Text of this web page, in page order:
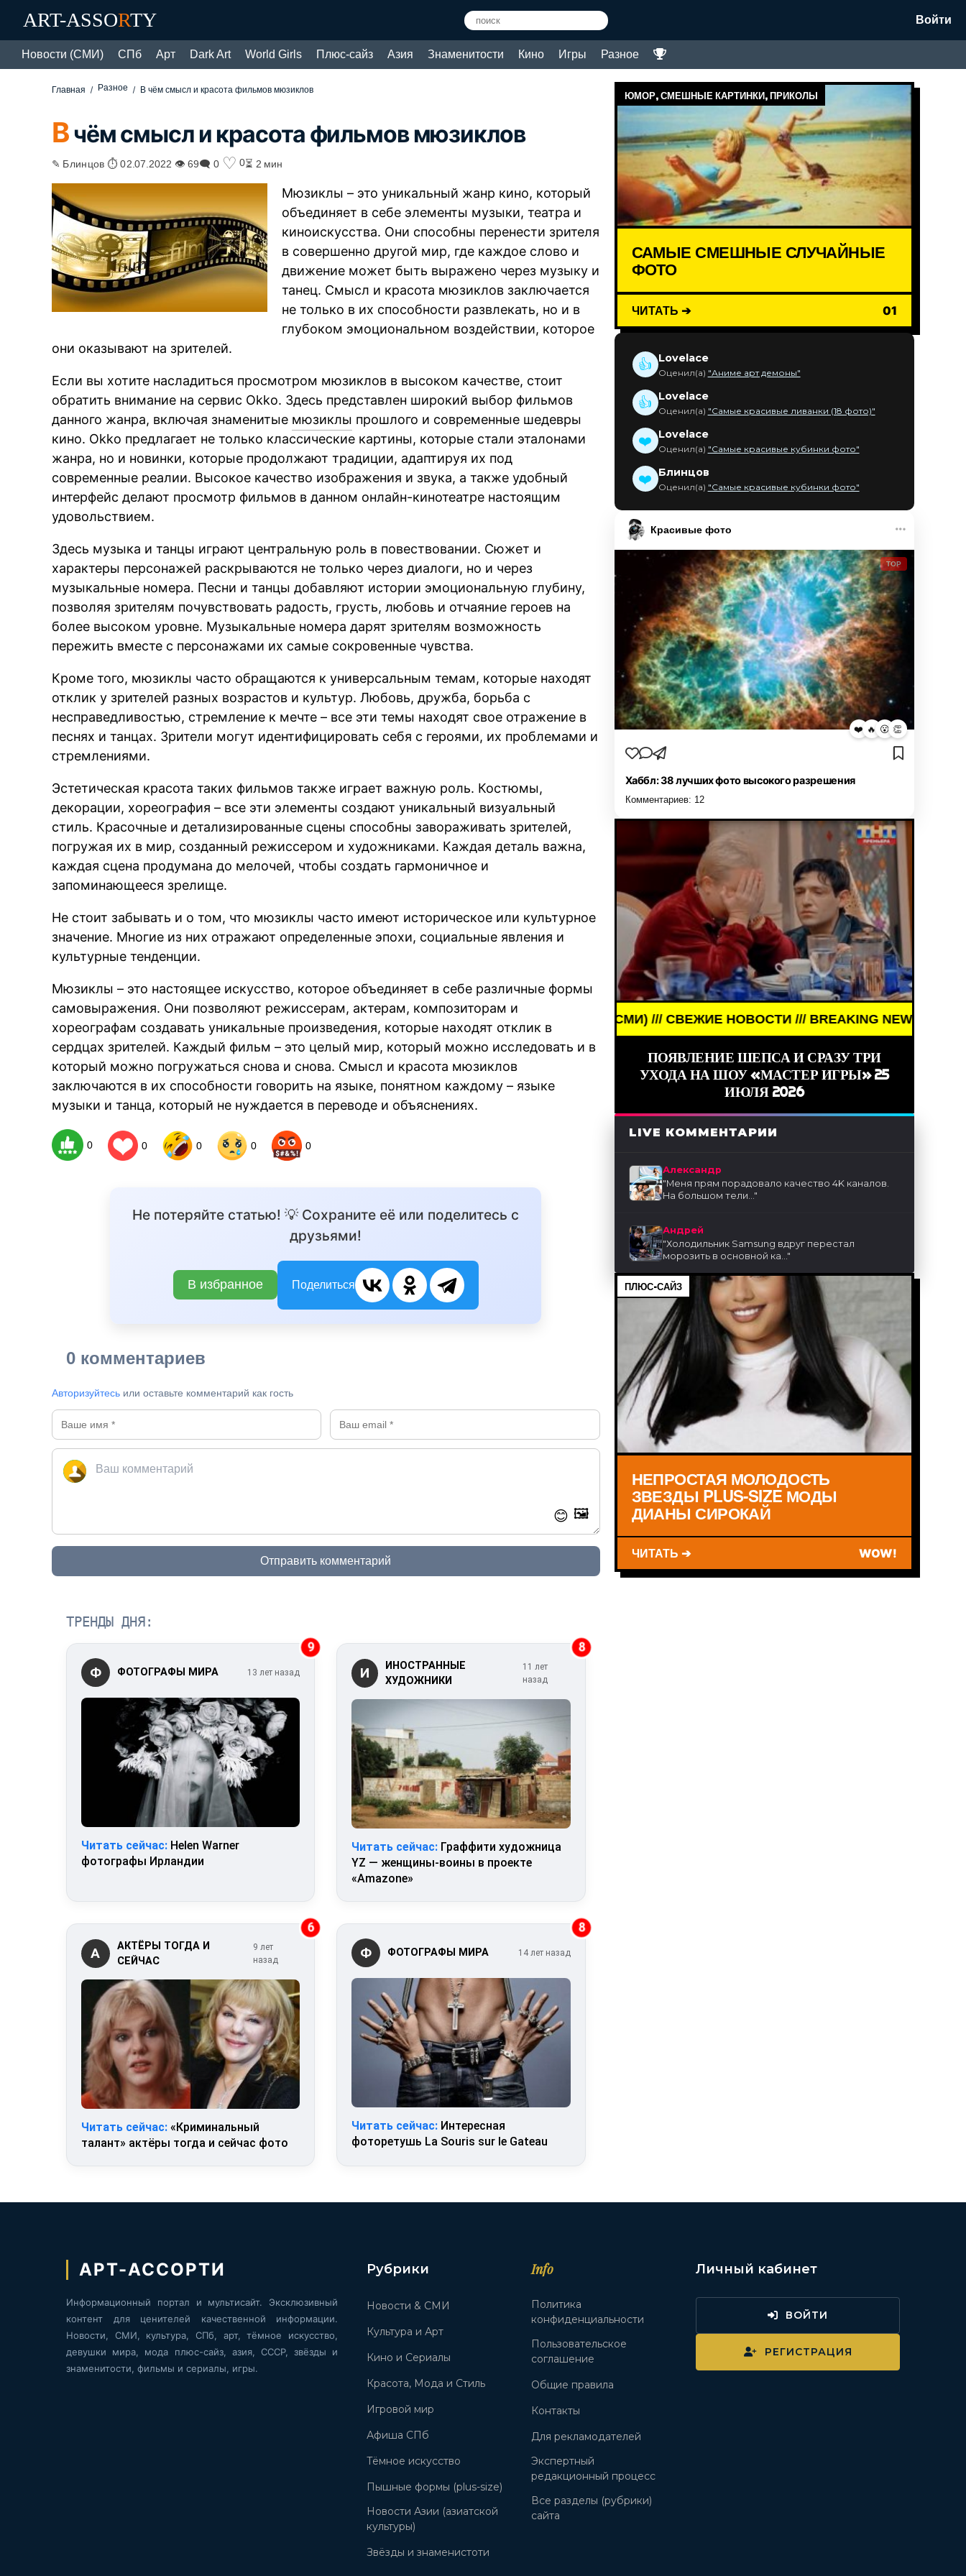
ART-ASSORTY Войти
Новости (СМИ) СПб Арт Dark Art World Girls Плюс-сайз Азия Знаменитости Кино Игры Разное
Главная Разное В чём смысл и красота фильмов мюзиклов
В чём смысл и красота фильмов мюзиклов
✎ Блинцов ⏱ 02.07.2022 👁 69🗨 0 ♡ 0⏳ 2 мин
Мюзиклы – это уникальный жанр кино, который
объединяет в себе элементы музыки, театра и
киноискусства. Они способны перенести зрителя
в совершенно другой мир, где каждое слово и
движение может быть выражено через музыку и
танец. Смысл и красота мюзиклов заключается
не только в их способности развлекать, но и в
глубоком эмоциональном воздействии, которое
они оказывают на зрителей.
Если вы хотите насладиться просмотром мюзиклов в высоком качестве, стоит
обратить внимание на сервис Okko. Здесь представлен широкий выбор фильмов
данного жанра, включая знаменитые мюзиклы прошлого и современные шедевры
кино. Okko предлагает не только классические картины, которые стали эталонами
жанра, но и новинки, которые продолжают традиции, адаптируя их под
современные реалии. Высокое качество изображения и звука, а также удобный
интерфейс делают просмотр фильмов в данном онлайн-кинотеатре настоящим
удовольствием.
Здесь музыка и танцы играют центральную роль в повествовании. Сюжет и
характеры персонажей раскрываются не только через диалоги, но и через
музыкальные номера. Песни и танцы добавляют истории эмоциональную глубину,
позволяя зрителям почувствовать радость, грусть, любовь и отчаяние героев на
более высоком уровне. Музыкальные номера дарят зрителям возможность
пережить вместе с персонажами их самые сокровенные чувства.
Кроме того, мюзиклы часто обращаются к универсальным темам, которые находят
отклик у зрителей разных возрастов и культур. Любовь, дружба, борьба с
несправедливостью, стремление к мечте – все эти темы находят свое отражение в
песнях и танцах. Зрители могут идентифицировать себя с героями, их проблемами и
стремлениями.
Эстетическая красота таких фильмов также играет важную роль. Костюмы,
декорации, хореография – все эти элементы создают уникальный визуальный
стиль. Красочные и детализированные сцены способны завораживать зрителей,
погружая их в мир, созданный режиссером и художниками. Каждая деталь важна,
каждая сцена продумана до мелочей, чтобы создать гармоничное и
запоминающееся зрелище.
Не стоит забывать и о том, что мюзиклы часто имеют историческое или культурное
значение. Многие из них отражают определенные эпохи, социальные явления и
культурные тенденции.
Мюзиклы – это настоящее искусство, которое объединяет в себе различные формы
самовыражения. Они позволяют режиссерам, актерам, композиторам и
хореографам создавать уникальные произведения, которые находят отклик в
сердцах зрителей. Каждый фильм – это целый мир, который можно исследовать и в
который можно погружаться снова и снова. Смысл и красота мюзиклов
заключаются в их способности говорить на языке, понятном каждому – языке
музыки и танца, который не нуждается в переводе и объяснениях.
0 0 0 0 0
Не потеряйте статью! 💡 Сохраните её или поделитесь с
друзьями!
В избранное Поделиться
0 комментариев
Авторизуйтесь или оставьте комментарий как гость
😊 🖼️
Отправить комментарий
ТРЕНДЫ ДНЯ:
9
Ф ФОТОГРАФЫ МИРА 13 лет назад
Читать сейчас: Helen Warner
фотографы Ирландии
8
И
ИНОСТРАННЫЕ
ХУДОЖНИКИ
11 лет
назад
Читать сейчас: Граффити художница
YZ — женщины-воины в проекте
«Amazone»
6
А
АКТЁРЫ ТОГДА И
СЕЙЧАС
9 лет
назад
Читать сейчас: «Криминальный
талант» актёры тогда и сейчас фото
8
Ф ФОТОГРАФЫ МИРА 14 лет назад
Читать сейчас: Интересная
фоторетушь La Souris sur le Gateau
ЮМОР, СМЕШНЫЕ КАРТИНКИ, ПРИКОЛЫ
САМЫЕ СМЕШНЫЕ СЛУЧАЙНЫЕ
ФОТО
ЧИТАТЬ ➔ 01
👍 Lovelace
Оценил(а) "Аниме арт демоны"
👍 Lovelace
Оценил(а) "Самые красивые ливанки (18 фото)"
❤️ Lovelace
Оценил(а) "Самые красивые кубинки фото"
❤️ Блинцов
Оценил(а) "Самые красивые кубинки фото"
Красивые фото
TOP
❤️ 🔥 😮 👏
Хаббл: 38 лучших фото высокого разрешения
Комментариев: 12
BREAKING NEWS /// НОВОСТИ (СМИ) /// СВЕЖИЕ НОВОСТИ /// BREAKING NEWS /// НОВОСТИ
ПОЯВЛЕНИЕ ШЕПСА И СРАЗУ ТРИ
УХОДА НА ШОУ «МАСТЕР ИГРЫ» 25
ИЮЛЯ 2026
LIVE КОММЕНТАРИИ
Александр
"Меня прям порадовало качество 4K каналов.
На большом тели..."
Андрей
"Холодильник Samsung вдруг перестал
морозить в основной ка..."
ПЛЮС-САЙЗ
НЕПРОСТАЯ МОЛОДОСТЬ
ЗВЕЗДЫ PLUS-SIZE МОДЫ
ДИАНЫ СИРОКАЙ
ЧИТАТЬ ➔ WOW!
АРТ-АССОРТИ
Информационный портал и мультисайт. Эксклюзивный
контент для ценителей качественной информации.
Новости, СМИ, культура, СПб, арт, тёмное искусство,
девушки мира, мода плюс-сайз, азия, СССР, звёзды и
знаменитости, фильмы и сериалы, игры.
Рубрики
Новости & СМИ
Культура и Арт
Кино и Сериалы
Красота, Мода и Стиль
Игровой мир
Афиша СПб
Тёмное искусство
Пышные формы (plus-size)
Новости Азии (азиатской
культуры)
Звёзды и знаменистоти
Info
Политика
конфиденциальности
Пользовательское
соглашение
Общие правила
Контакты
Для рекламодателей
Экспертный
редакционный процесс
Все разделы (рубрики)
сайта
Личный кабинет
ВОЙТИ
РЕГИСТРАЦИЯ